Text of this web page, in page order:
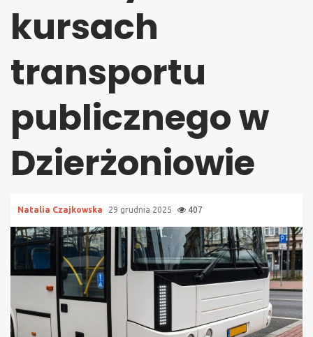
kursach
transportu
publicznego w
Dzierżoniowie
Natalia Czajkowska 29 grudnia 2025 407